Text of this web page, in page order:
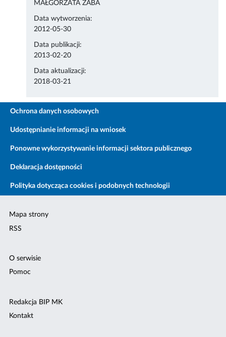
MAŁGORZATA ŻABA
Data wytworzenia:
2012-05-30
Data publikacji:
2013-02-20
Data aktualizacji:
2018-03-21
Ochrona danych osobowych
Udostępnianie informacji na wniosek
Ponowne wykorzystywanie informacji sektora publicznego
Deklaracja dostępności
Polityka dotycząca cookies i podobnych technologii
Mapa strony
RSS
O serwisie
Pomoc
Redakcja BIP MK
Kontakt